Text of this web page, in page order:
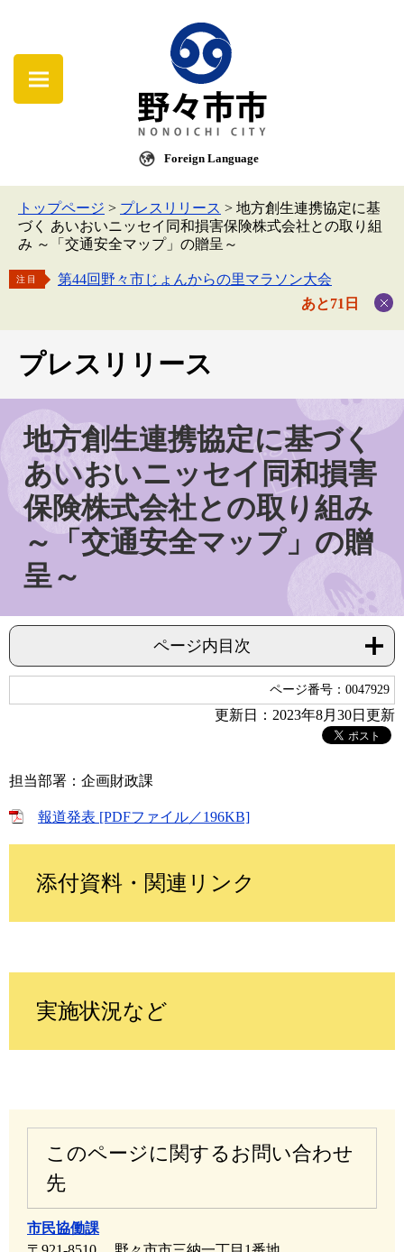
Foreign Language
トップページ > プレスリリース > 地方創生連携協定に基
づく あいおいニッセイ同和損害保険株式会社との取り組
み ～「交通安全マップ」の贈呈～
注目
第44回野々市じょんからの里マラソン大会
あと71日
プレスリリース
地方創生連携協定に基づく
あいおいニッセイ同和損害
保険株式会社との取り組み
～「交通安全マップ」の贈
呈～
ページ内目次
ページ番号：0047929
更新日：2023年8月30日更新
担当部署：企画財政課
報道発表 [PDFファイル／196KB]
添付資料・関連リンク
実施状況など
このページに関するお問い合わせ
先
市民協働課